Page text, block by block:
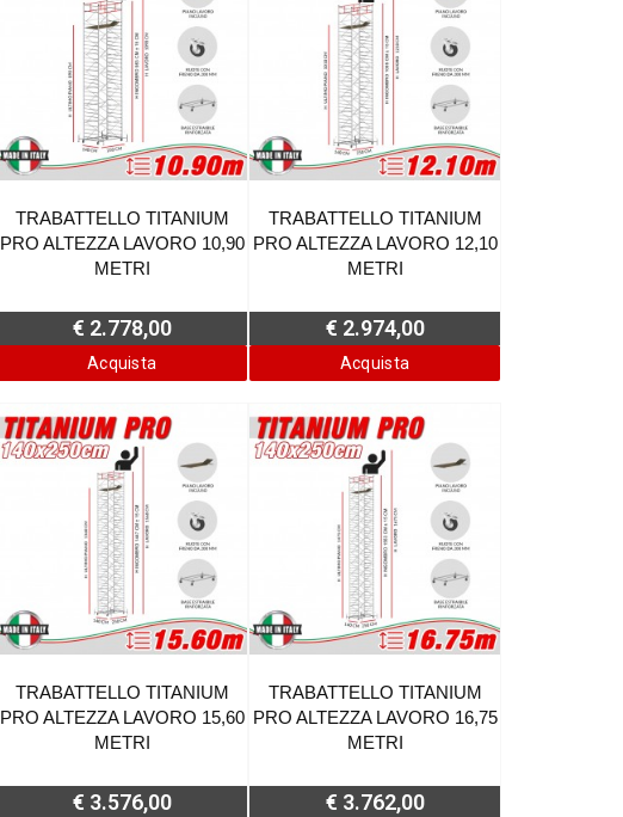
TRABATTELLO TITANIUM
PRO ALTEZZA LAVORO 10,90
METRI
€ 2.778,00
Acquista
TRABATTELLO TITANIUM
PRO ALTEZZA LAVORO 12,10
METRI
€ 2.974,00
Acquista
TRABATTELLO TITANIUM
PRO ALTEZZA LAVORO 15,60
METRI
€ 3.576,00
TRABATTELLO TITANIUM
PRO ALTEZZA LAVORO 16,75
METRI
€ 3.762,00